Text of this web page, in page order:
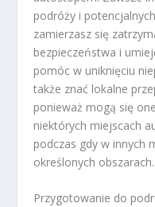
podróży i
zamierzasz się
bezpieczeństwa i
pomóc w uniknięciu
także znać lokalne
ponieważ mogą się
niektórych miejscach
podczas gdy w innych
określonych obszarach.
Przygotowanie do